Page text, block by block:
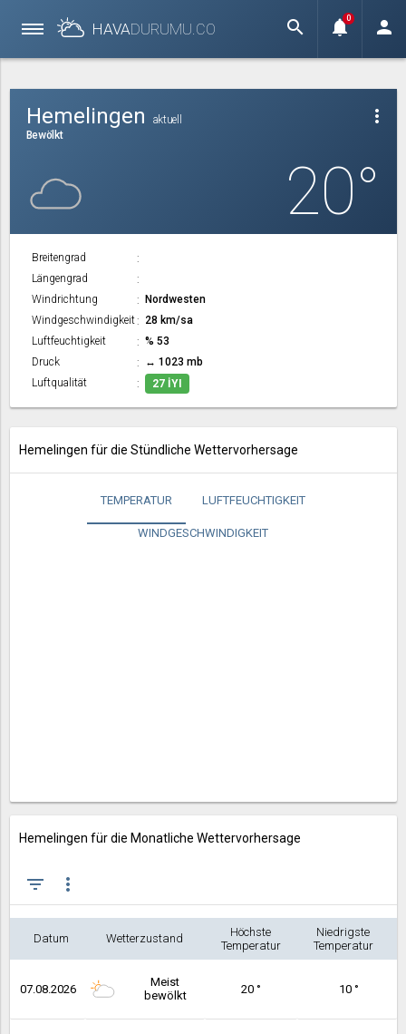
HAVADURUMU.CO search notifications
0 person
more_vert
Hemelingen
aktuell
Bewölkt
20°
Breitengrad
Längengrad
Windrichtung
Nordwesten
Windgeschwindigkeit
28 km/sa
Luftfeuchtigkeit
% 53
Druck
↔ 1023 mb
Luftqualität
27 İYI
Hemelingen für die Stündliche Wettervorhersage
TEMPERATUR LUFTFEUCHTIGKEIT
WINDGESCHWINDIGKEIT
Hemelingen für die Monatliche Wettervorhersage
filter_list more_vert
Datum Wetterzustand
Höchste
Temperatur
Niedrigste
Temperatur
07.08.2026
Meist
bewölkt
20 ° 10 °